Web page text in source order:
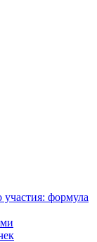
участия: формула